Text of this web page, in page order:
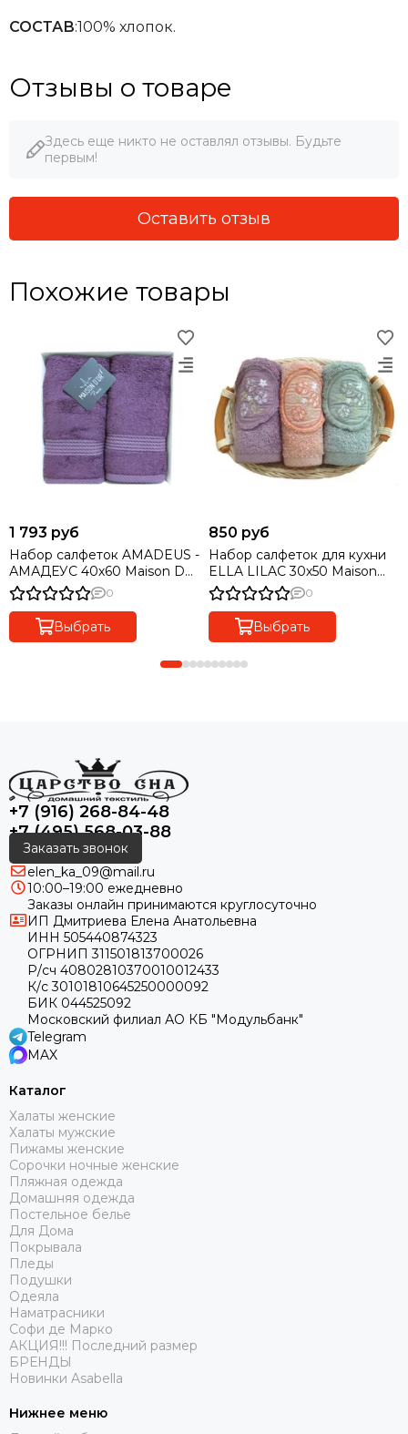
СОСТАВ:100% хлопок.
Отзывы о товаре
Здесь еще никто не оставлял отзывы. Будьте
первым!
Оставить отзыв
Похожие товары
1 793 руб
Набор салфеток AMADEUS -
АМАДЕУС 40х60 Maison Dor
(Турция)
0
Выбрать
850 руб
Набор салфеток для кухни
ELLA LILAC 30х50 Maison
Dor (Турция)
0
Выбрать
+7 (916) 268-84-48
+7 (495) 568-03-88
Заказать звонок
elen_ka_09@mail.ru
10:00–19:00 ежедневно
Заказы онлайн принимаются круглосуточно
ИП Дмитриева Елена Анатольевна
ИНН 505440874323
ОГРНИП 311501813700026
Р/сч 40802810370010012433
К/с 30101810645250000092
БИК 044525092
Московский филиал АО КБ "Модульбанк"
Telegram
MAX
Каталог
Халаты женские
Халаты мужские
Пижамы женские
Сорочки ночные женские
Пляжная одежда
Домашняя одежда
Постельное белье
Для Дома
Покрывала
Пледы
Подушки
Одеяла
Наматрасники
Софи де Марко
АКЦИЯ!!! Последний размер
БРЕНДЫ
Новинки Asabella
Нижнее меню